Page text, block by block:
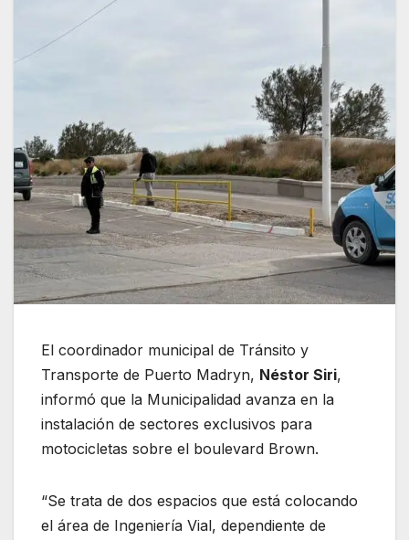
El coordinador municipal de Tránsito y
Transporte de Puerto Madryn, Néstor Siri,
informó que la Municipalidad avanza en la
instalación de sectores exclusivos para
motocicletas sobre el boulevard Brown.
“Se trata de dos espacios que está colocando
el área de Ingeniería Vial, dependiente de